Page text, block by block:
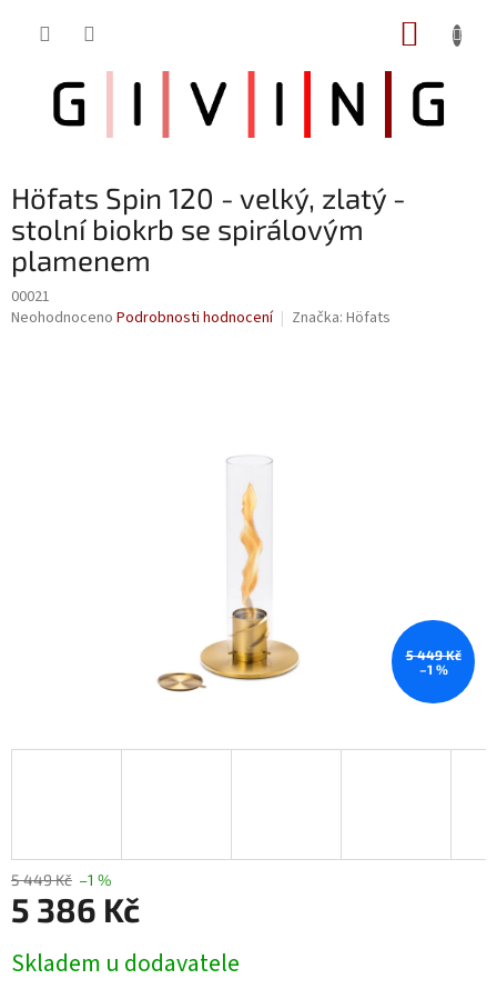
Höfats Spin 120 - velký, zlatý -
stolní biokrb se spirálovým
plamenem
00021
Průměrné
Neohodnoceno Podrobnosti hodnocení Značka: Höfats
5 449 Kč
–1 %
5 449 Kč –1 %
5 386 Kč
cena:
Skladem u dodavatele